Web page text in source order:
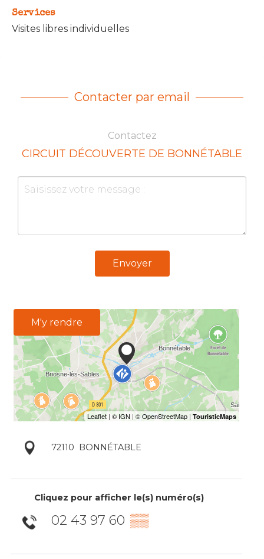
Services
Visites libres individuelles
Contacter par email
Contactez
CIRCUIT DÉCOUVERTE DE BONNÉTABLE
Envoyer
M'y rendre
72110 BONNÉTABLE
Cliquez pour afficher le(s) numéro(s)
02 43 97 60 ▒▒